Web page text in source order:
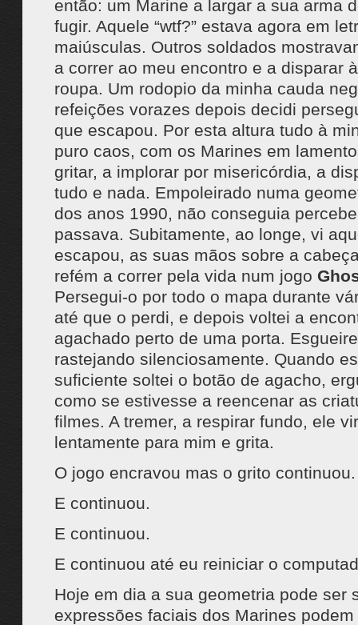
então: um Marine a largar a sua arma
fugir. Aquele “wtf?” estava agora em
maiúsculas. Outros soldados
a correr ao meu encontro e a disparar
roupa. Um rodopio da minha cauda
refeições vorazes depois decidi
que escapou. Por esta altura tudo à
puro caos, com os Marines em
gritar, a implorar por misericórdia, a
tudo e nada. Empoleirado numa
dos anos 1990, não conseguia
passava. Subitamente, ao longe, vi
escapou, as suas mãos sobre a
refém a correr pela vida num jogo
Persegui-o por todo o mapa durante
até que o perdi, e depois voltei a
agachado perto de uma porta.
rastejando silenciosamente. Quando
suficiente soltei o botão de agacho,
como se estivesse a reencenar as
filmes. A tremer, a respirar fundo, ele
lentamente para mim e grita.
O jogo encravou mas o grito continuou.
E continuou.
E continuou.
E continuou até eu reiniciar o
Hoje em dia a sua geometria pode ser
expressões faciais dos Marines